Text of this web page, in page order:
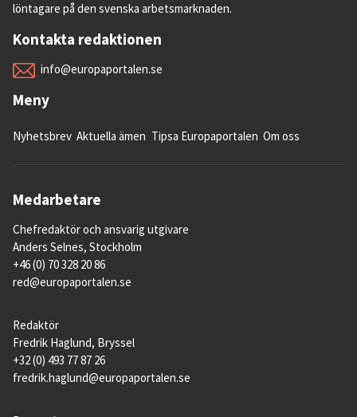
löntagare på den svenska arbetsmarknaden.
Kontakta redaktionen
info@europaportalen.se
Meny
Nyhetsbrev Aktuella ämen Tipsa Europaportalen Om oss
Medarbetare
Chefredaktör och ansvarig utgivare
Anders Selnes, Stockholm
+46 (0) 70 328 20 86
red@europaportalen.se
Redaktör
Fredrik Haglund, Bryssel
+32 (0) 493 77 87 26
fredrik.haglund@europaportalen.se